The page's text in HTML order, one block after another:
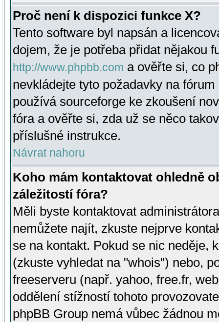
Proč není k dispozici funkce X?
Tento software byl napsán a
dojem, že je potřeba přidat nějakou
http://www.phpbb.com a ověřte si, co
nevkládejte tyto požadavky na
používá sourceforge ke zkoušení
fóra a ověřte si, zda už se něco
příslušné instrukce.
Návrat nahoru
Koho mám kontaktovat ohledně
záležitostí fóra?
Měli byste kontaktovat
nemůžete najít, zkuste nejprve
se na kontakt. Pokud se nic neděje,
(zkuste vyhledat na "whois") nebo,
freeserveru (např. yahoo, free.fr,
oddělení stížností tohoto
phpBB Group nemá vůbec žádnou